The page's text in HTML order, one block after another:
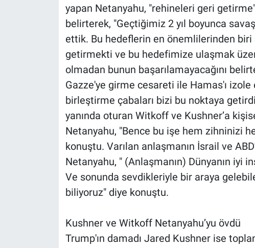
yapan Netanyahu, "rehineleri geri
belirterek, "Geçtiğimiz 2 yıl boyunca
ettik. Bu hedeflerin en önemlilerinden
getirmekti ve bu hedefimize ulaşmak
olmadan bunun başarılamayacağını
Gazze'ye girme cesareti ile Hamas'ı izole
birleştirme çabaları bizi bu noktaya
yanında oturan Witkoff ve Kushner’a
Netanyahu, "Bence bu işe hem zihninizi
konuştu. Varılan anlaşmanın İsrail ve
Netanyahu, " (Anlaşmanın) Dünyanın iyi
Ve sonunda sevdikleriyle bir araya
biliyoruz" diye konuştu.
Kushner ve Witkoff Netanyahu’yu övdü
Trump'ın damadı Jared Kushner ise